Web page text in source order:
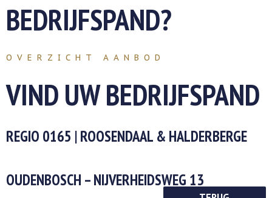
BEDRIJFSPAND?
OVERZICHT AANBOD
VIND UW BEDRIJFSPAND
REGIO 0165 | ROOSENDAAL & HALDERBERGE
OUDENBOSCH – NIJVERHEIDSWEG 13